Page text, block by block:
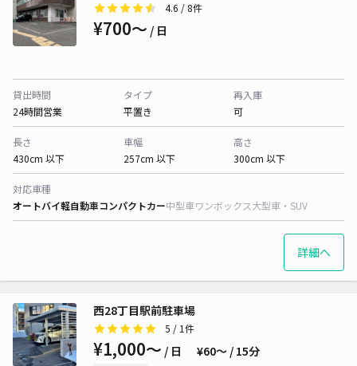
4.6 / 8件
¥700〜 / 日
貸出時間
24時間営業
タイプ
平置き
再入庫
可
長さ
430cm 以下
車幅
257cm 以下
高さ
300cm 以下
対応車種
オートバイ軽自動車コンパクトカー中型車ワンボックス大型車・SUV
詳細へ
西28丁目駅前駐車場
5 / 1件
¥1,000〜 / 日 ¥60〜 / 15分